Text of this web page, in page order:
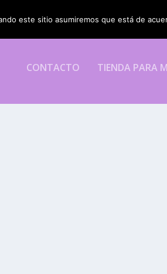
CONTACTO TIENDA PARA
este sitio asumiremos que está de